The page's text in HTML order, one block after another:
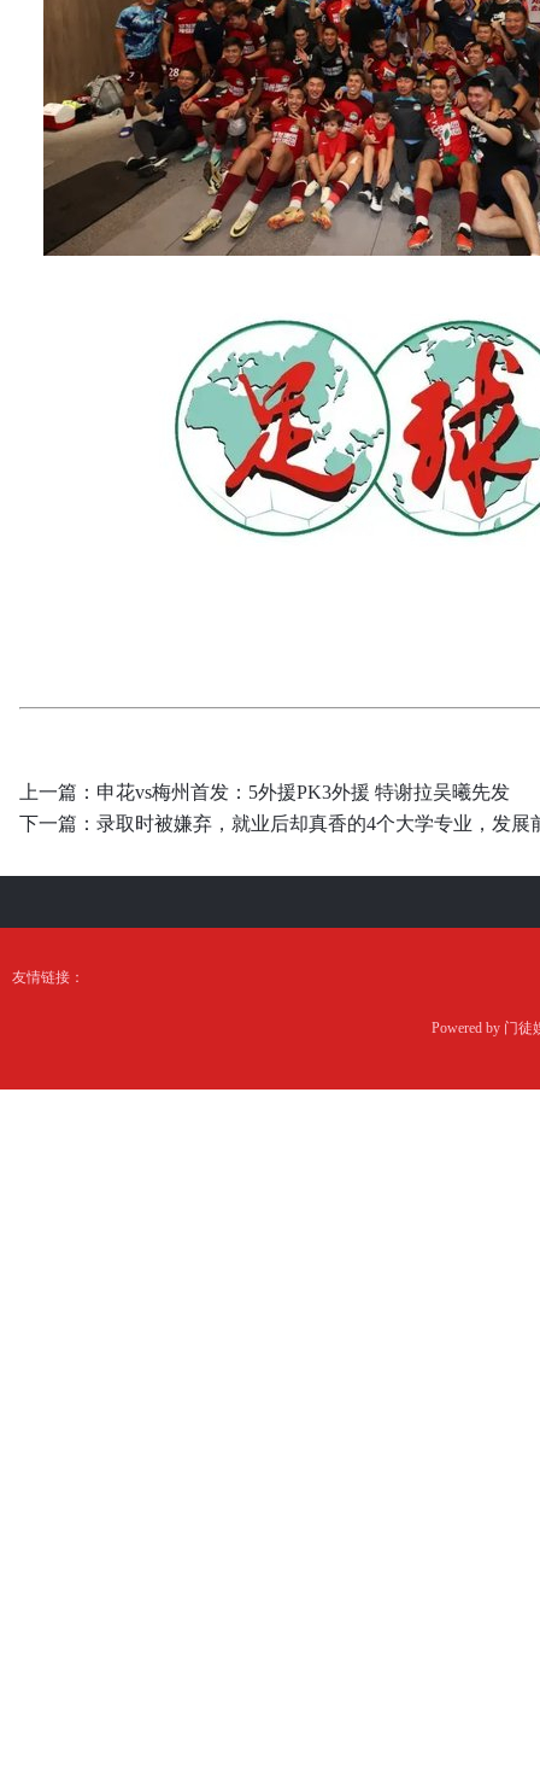
上一篇： 申花vs梅州首发：5外援PK3外援 特谢拉吴曦先发
下一篇： 录取时被嫌弃，就业后却真香的4个大学专业，发展
友情链接：
Powered by 门徒